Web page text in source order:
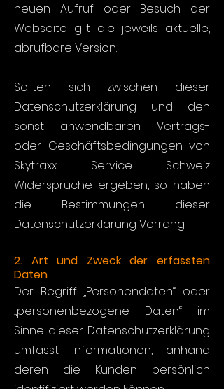
neuen Aufruf oder Besuch der
Webseite gilt die jeweils aktuelle,
abrufbare Version.
Sollten sich zwischen dieser
Datenschutzerklärung und den
sonst anwendbaren Vertrags-
oder Geschäftsbedingungen von
Skytraxx Service Schweiz
Widersprüche ergeben, so haben
die Bestimmungen dieser
Datenschutzerklärung Vorrang.
2. Art und Zweck der erfassten
Daten
Der Begriff „Personendaten“ oder
„personenbezogene Daten“ im
Sinne dieser Datenschutzerklärung
umfasst Informationen, anhand
deren die Kunden persönlich